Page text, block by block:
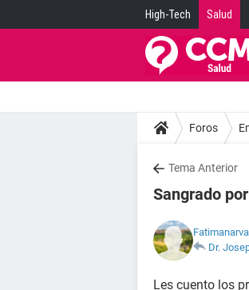
High-Tech Salud
Foros
Tema Anterior
Sangrado
Dr.
Les cuento los